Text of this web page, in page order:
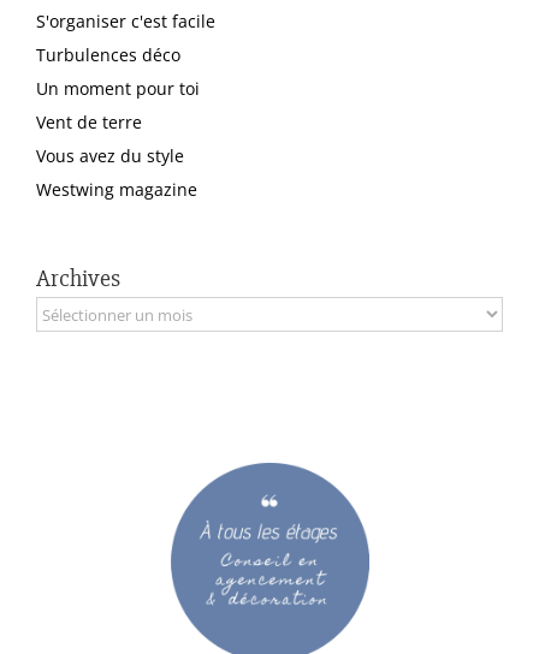
S'organiser c'est facile
Turbulences déco
Un moment pour toi
Vent de terre
Vous avez du style
Westwing magazine
Archives
Archives